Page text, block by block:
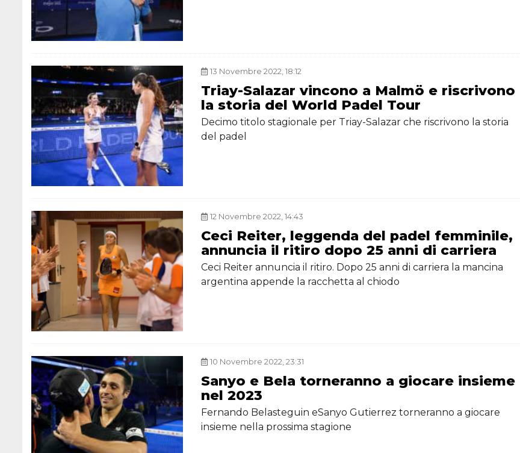
13 Novembre 2022, 18:12
Triay-Salazar vincono a Malmö e riscrivono
la storia del World Padel Tour
Decimo titolo stagionale per Triay-Salazar che riscrivono la storia
del padel
12 Novembre 2022, 14:43
Ceci Reiter, leggenda del padel femminile,
annuncia il ritiro dopo 25 anni di carriera
Ceci Reiter annuncia il ritiro. Dopo 25 anni di carriera la mancina
argentina appende la racchetta al chiodo
10 Novembre 2022, 23:31
Sanyo e Bela torneranno a giocare insieme
nel 2023
Fernando Belasteguin eSanyo Gutierrez torneranno a giocare
insieme nella prossima stagione